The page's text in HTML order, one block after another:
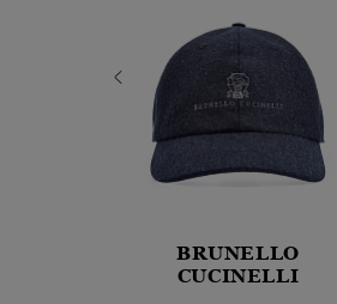
BRUNELLO
CUCINELLI